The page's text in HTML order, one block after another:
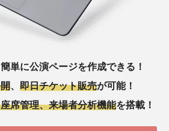
単に公演ページを作成できる！
即日チケット販売が可能！
席管理、来場者分析機能を搭載！